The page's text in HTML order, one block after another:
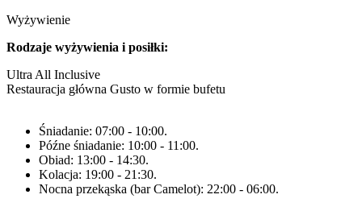
Wyżywienie
Rodzaje wyżywienia i posiłki:
Ultra All Inclusive
Restauracja główna Gusto w formie bufetu
Śniadanie: 07:00 - 10:00.
Późne śniadanie: 10:00 - 11:00.
Obiad: 13:00 - 14:30.
Kolacja: 19:00 - 21:30.
Nocna przekąska (bar Camelot): 22:00 - 06:00.